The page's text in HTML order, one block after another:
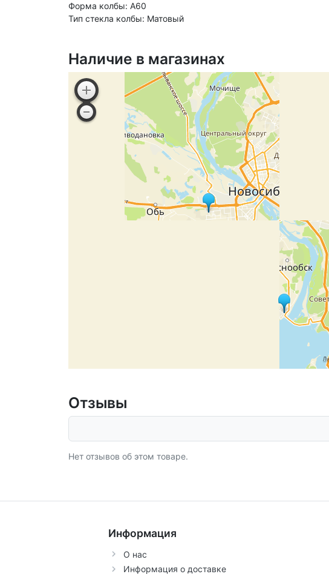
Форма колбы: A60
Тип стекла колбы: Матовый
Наличие в магазинах
Отзывы
Нет отзывов об этом товаре.
Информация
О нас
Информация о доставке